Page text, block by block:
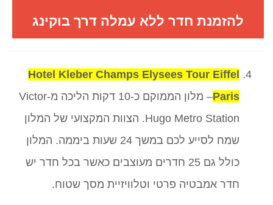
להזמנת חדר ללא עמלה דרך בוקינג
Hotel Kleber Champs Elysees Tour Eiffel
Paris
– מלון הממוקם כ-10 דקות הליכה מ-Victor
Hugo Metro Station. הצוות המקצועי של המלון
שמח לסייע לכם במשך 24 שעות ביממה. המלון
כולל גם 25 חדרים מעוצבים כאשר בכל חדר יש
חדר אמבטיה פרטי וטלוויזיית מסך שטוח.